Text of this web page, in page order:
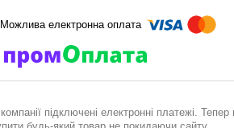
підключені електронні платежі.